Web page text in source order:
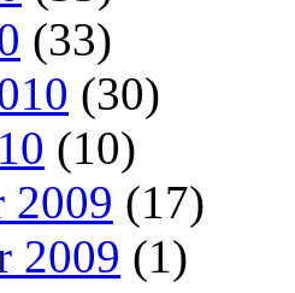
(33)
(30)
(10)
2009 (17)
2009 (1)